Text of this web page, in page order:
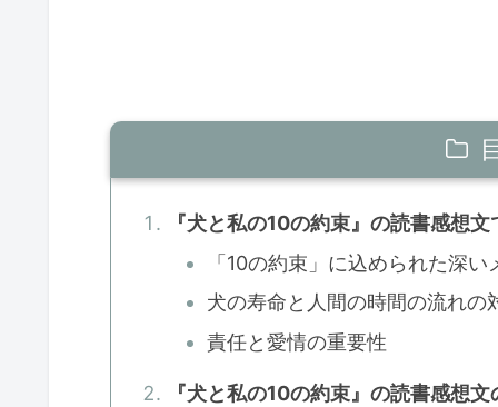
『犬と私の10の約束』の読書感想
「10の約束」に込められた深い
犬の寿命と人間の時間の流れの
責任と愛情の重要性
『犬と私の10の約束』の読書感想